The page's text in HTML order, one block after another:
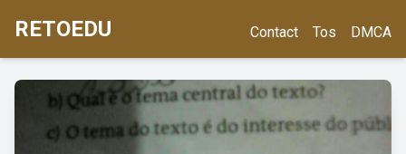
RETOEDU Contact Tos DMCA